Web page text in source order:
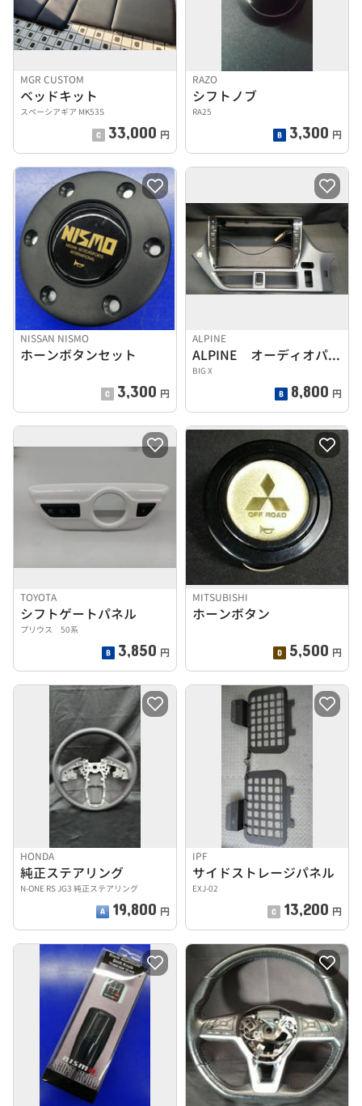
MGR CUSTOM
ベッドキット
スペーシアギア MK53S
33,000 円
RAZO
シフトノブ
RA25
3,300 円
NISSAN NISMO
ホーンボタンセット
3,300 円
ALPINE
ALPINE オーディオパネル BIG X
BIG X
8,800 円
TOYOTA
シフトゲートパネル
プリウス 50系
3,850 円
MITSUBISHI
ホーンボタン
5,500 円
HONDA
純正ステアリング
N-ONE RS JG3 純正ステアリング
19,800 円
IPF
サイドストレージパネル
EXJ-02
13,200 円